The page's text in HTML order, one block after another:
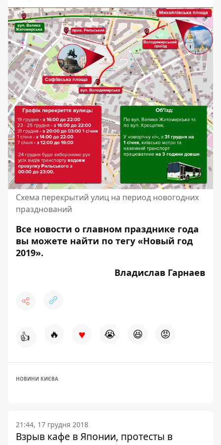
Схема перекрытий улиц на период новогодних
празднований
Все новости о главном празднике года
вы можете найти по тегу «Новый год
2019».
Владислав Гарнаев
👍 🔥 ♥ 😭 😆 😡
НОВИНИ КИЄВА
21:44, 17 грудня 2018
Взрыв кафе в Японии, протесты в